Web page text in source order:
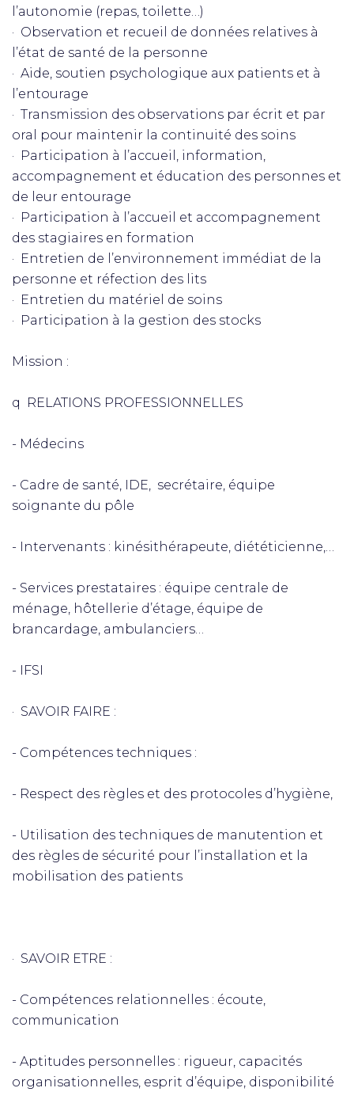
l’autonomie (repas, toilette…)
· Observation et recueil de données relatives à
l’état de santé de la personne
· Aide, soutien psychologique aux patients et à
l’entourage
· Transmission des observations par écrit et par
oral pour maintenir la continuité des soins
· Participation à l’accueil, information,
accompagnement et éducation des personnes et
de leur entourage
· Participation à l’accueil et accompagnement
des stagiaires en formation
· Entretien de l’environnement immédiat de la
personne et réfection des lits
· Entretien du matériel de soins
· Participation à la gestion des stocks
Mission :
q RELATIONS PROFESSIONNELLES
- Médecins
- Cadre de santé, IDE, secrétaire, équipe
soignante du pôle
- Intervenants : kinésithérapeute, diététicienne,…
- Services prestataires : équipe centrale de
ménage, hôtellerie d’étage, équipe de
brancardage, ambulanciers…
- IFSI
· SAVOIR FAIRE :
- Compétences techniques :
- Respect des règles et des protocoles d’hygiène,
- Utilisation des techniques de manutention et
des règles de sécurité pour l’installation et la
mobilisation des patients
· SAVOIR ETRE :
- Compétences relationnelles : écoute,
communication
- Aptitudes personnelles : rigueur, capacités
organisationnelles, esprit d’équipe, disponibilité